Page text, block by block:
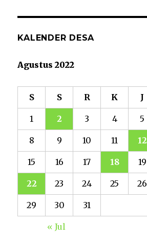
KALENDER DESA
Agustus 2022
S S R K J
1 2 3 4 5
8 9 10 11 12
15 16 17 18 19
22 23 24 25 26
29 30 31
« Jul